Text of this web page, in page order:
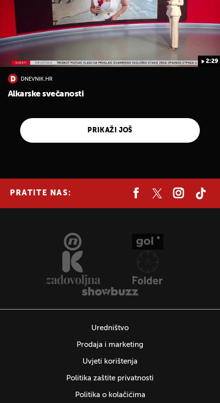
2:29
DNEVNIK.HR
Alkarske svečanosti
PRIKAŽI JOŠ
PRATITE NAS:
Uredništvo
Prodaja i marketing
Uvjeti korištenja
Politika zaštite privatnosti
Politika o kolačićima